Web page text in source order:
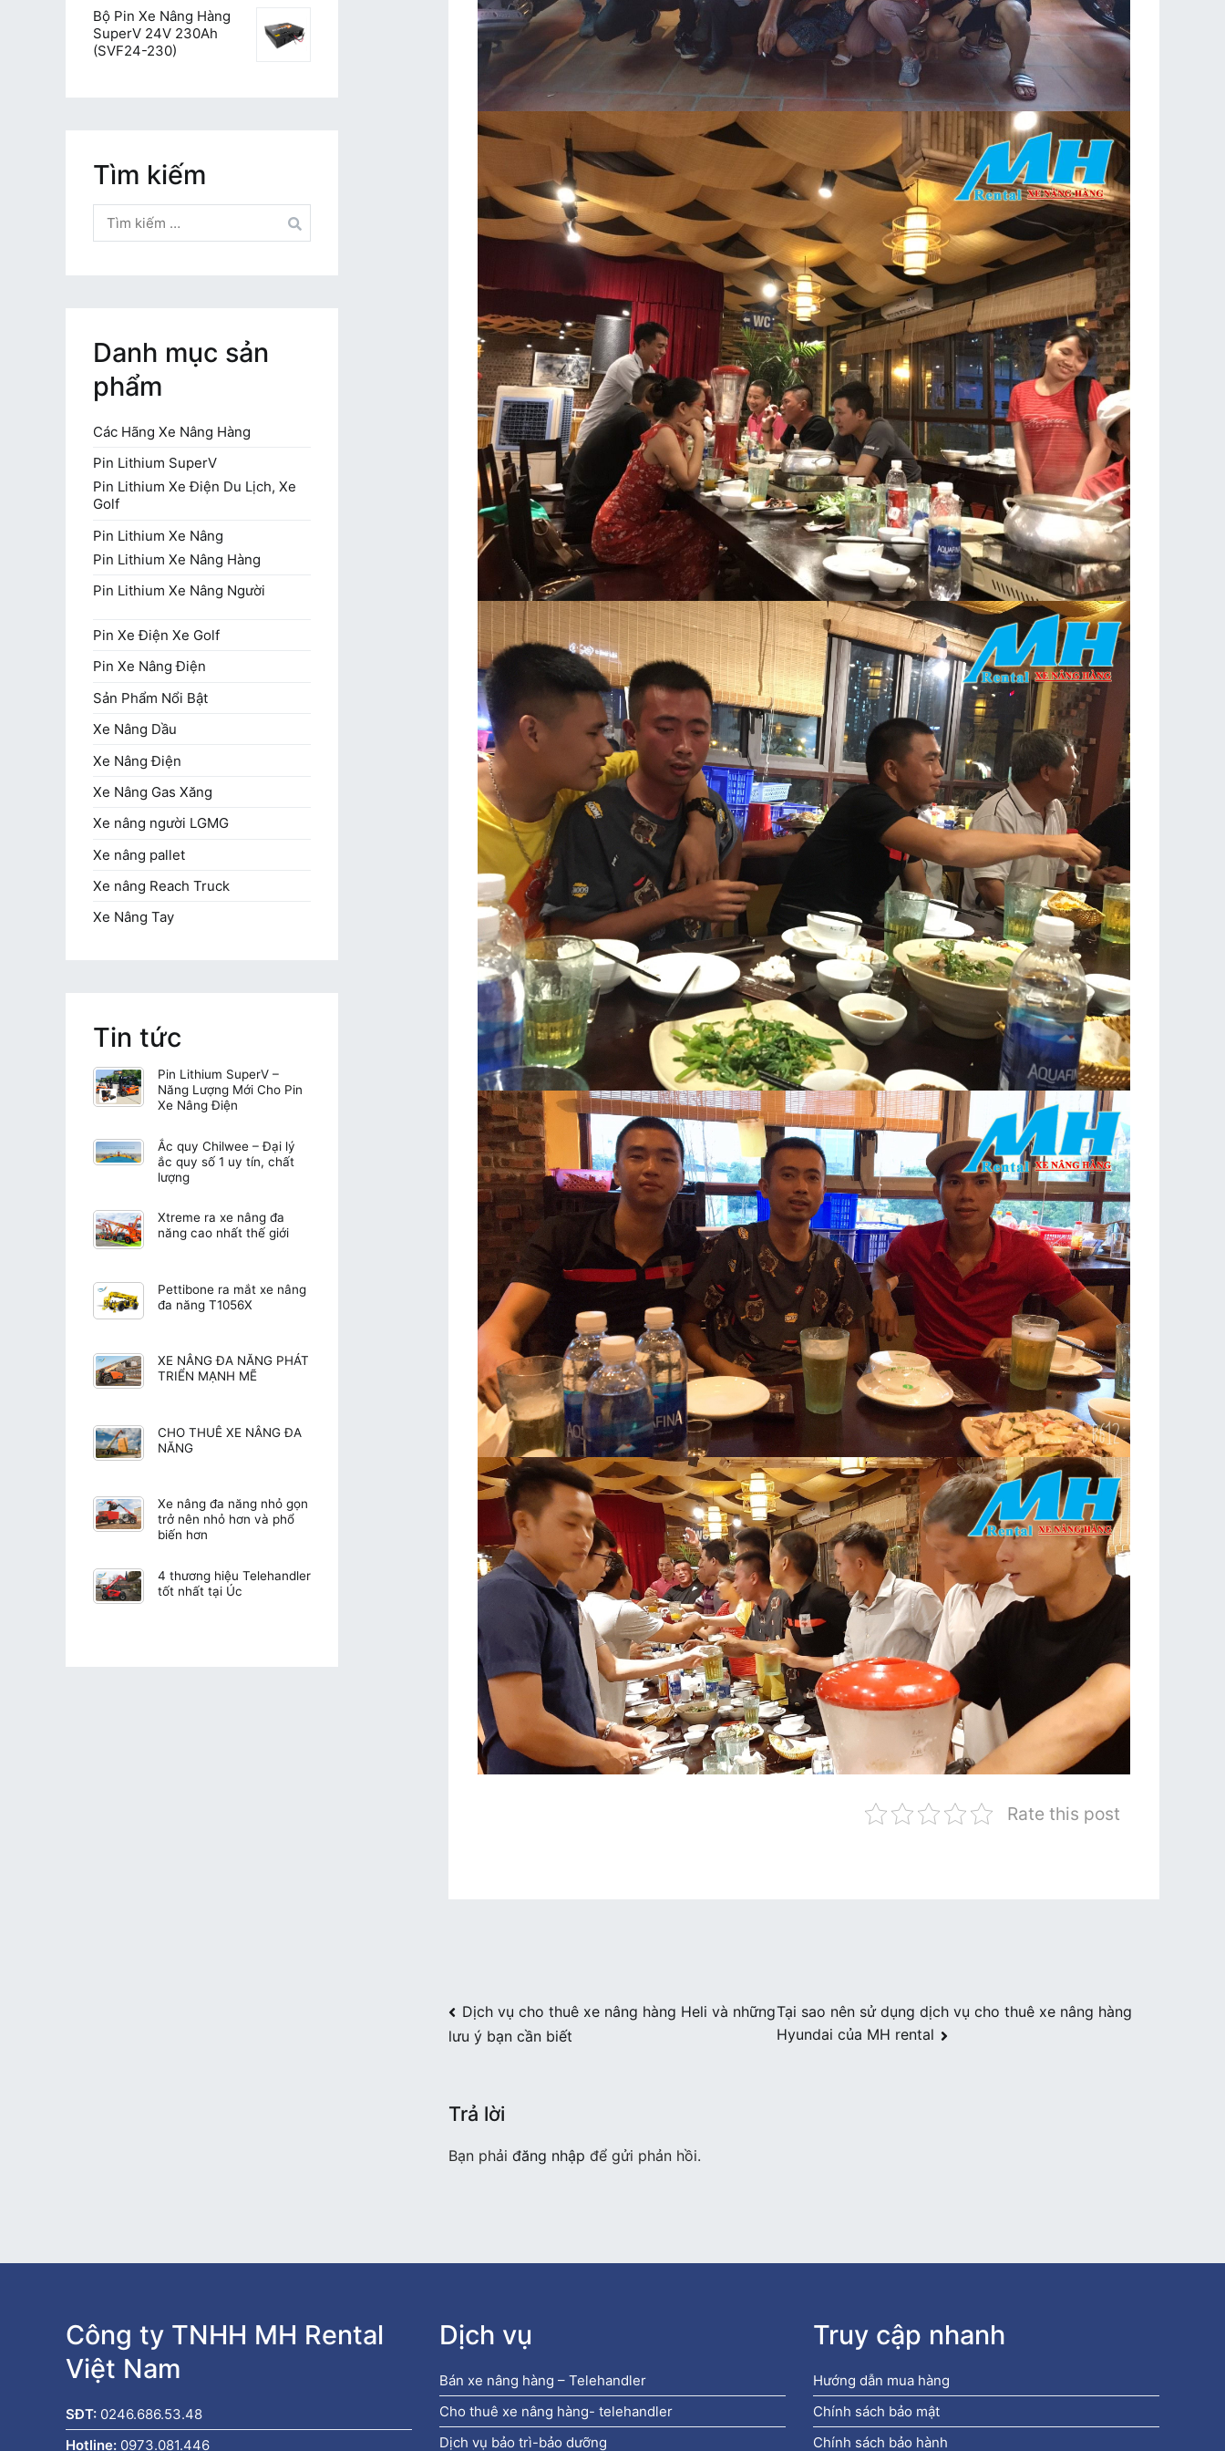
Rate this post
Điều
hướng
viết
Dịch vụ cho thuê xe nâng hàng Heli và những
lưu ý bạn cần biết
Tại sao nên sử dụng dịch vụ cho thuê xe nâng hàng
Hyundai của MH rental
Trả lời
Bạn phải đăng nhập để gửi phản hồi.
Bộ Pin Xe Nâng Hàng
SuperV 24V 230Ah
(SVF24-230)
Tìm kiếm
kiếm
cho:
Danh mục sản
phẩm
Các Hãng Xe Nâng Hàng
Pin Lithium SuperV
Pin Lithium Xe Điện Du Lịch, Xe
Golf
Pin Lithium Xe Nâng
Pin Lithium Xe Nâng Hàng
Pin Lithium Xe Nâng Người
Pin Xe Điện Xe Golf
Pin Xe Nâng Điện
Sản Phẩm Nổi Bật
Xe Nâng Dầu
Xe Nâng Điện
Xe Nâng Gas Xăng
Xe nâng người LGMG
Xe nâng pallet
Xe nâng Reach Truck
Xe Nâng Tay
Tin tức
Pin Lithium SuperV –
Năng Lượng Mới Cho Pin
Xe Nâng Điện
Ắc quy Chilwee – Đại lý
ắc quy số 1 uy tín, chất
lượng
Xtreme ra xe nâng đa
năng cao nhất thế giới
Pettibone ra mắt xe nâng
đa năng T1056X
XE NÂNG ĐA NĂNG PHÁT
TRIỂN MẠNH MẼ
CHO THUÊ XE NÂNG ĐA
NĂNG
Xe nâng đa năng nhỏ gọn
trở nên nhỏ hơn và phổ
biến hơn
4 thương hiệu Telehandler
tốt nhất tại Úc
Công ty TNHH MH Rental
Việt Nam
SĐT: 0246.686.53.48
Hotline: 0973.081.446
Dịch vụ
Bán xe nâng hàng – Telehandler
Cho thuê xe nâng hàng- telehandler
Dịch vụ bảo trì-bảo dưỡng
Truy cập nhanh
Hướng dẫn mua hàng
Chính sách bảo mật
Chính sách bảo hành